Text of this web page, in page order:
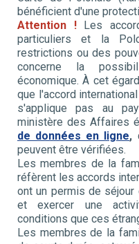
bénéficient d'une
Attention !Les
particuliers et la
restrictions ou des
concerne la
économique. À cet
que l'accord
s'applique pas au
ministère des Affaires
de données en ligne,
peuvent être vérifiées.
Les membres de la
réfèrent les accords
ont un permis de
et exercer une
conditions que ces
Les membres de la